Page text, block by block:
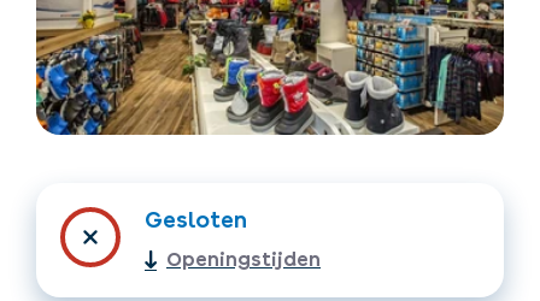
Accommodatie
Ticket- &
Gesloten
Openingstijden